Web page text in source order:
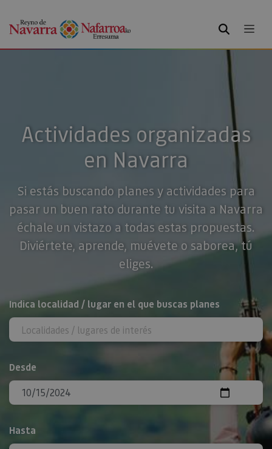
BUSCAR
Actividades organizadas
en Navarra
Si estás buscando planes y actividades para
pasar un buen rato durante tu visita a Navarra
échale un vistazo a todas estas propuestas.
Diviértete, aprende, muévete o saborea, tú
eliges.
BUSCAR
Indica localidad / lugar en el que buscas planes
Desde
Hasta